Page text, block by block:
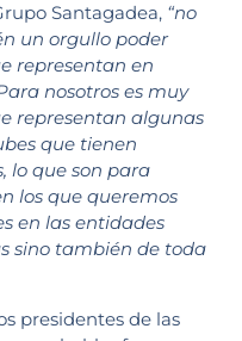
Santagadea, “no
un orgullo poder
representan en
nosotros es muy
representan algunas
que tienen
lo que son para
los que queremos
en las entidades
sino también de toda
presidentes de las